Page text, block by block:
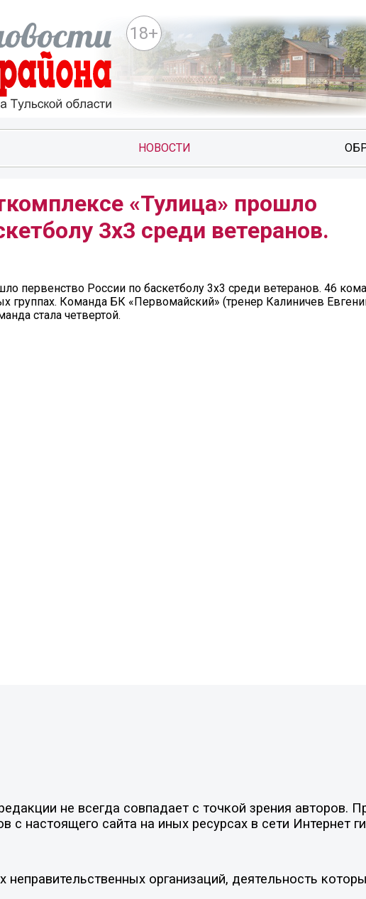
18+
НОВОСТИ
«Тулица» прошло
3х3 среди ветеранов.
первенство России по баскетболу 3х3 среди ветеранов. 46
Команда БК «Первомайский» (тренер Калиничев
стала четвертой.
не всегда совпадает с точкой зрения авторов.
с настоящего сайта на иных ресурсах в сети Интернет
организаций, деятельность